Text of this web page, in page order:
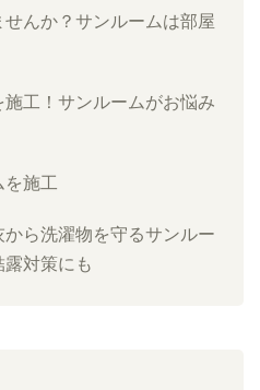
んか？サンルームは部屋
工！サンルームがお悩み
を施工
ら洗濯物を守るサンルー
対策にも